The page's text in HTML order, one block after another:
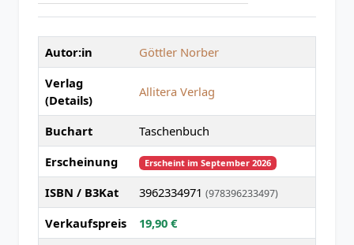
Autor:in
Göttler Norber
Verlag
(Details)
Allitera Verlag
Buchart
Taschenbuch
Erscheinung
Erscheint im September 2026
ISBN / B3Kat 3962334971 (978396233497)
Verkaufspreis 19,90 €